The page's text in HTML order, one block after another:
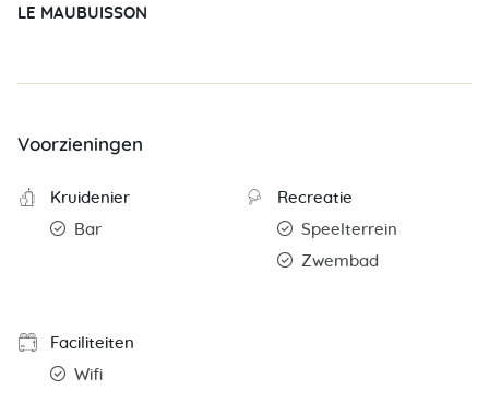
LE MAUBUISSON
Voorzieningen
Kruidenier
Bar
Recreatie
Speelterrein
Zwembad
Faciliteiten
Wifi